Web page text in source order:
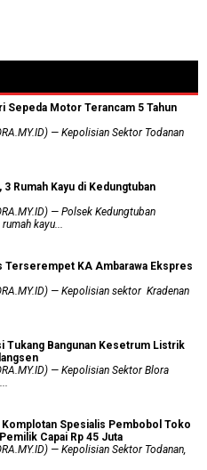
Sepeda Motor Terancam 5 Tahun
— Kepolisian Sektor Todanan
3 Rumah Kayu di Kedungtuban
— Polsek Kedungtuban
kayu...
Terserempet KA Ambarawa Ekspres
— Kepolisian sektor Kradenan
Tukang Bangunan Kesetrum Listrik
— Kepolisian Sektor Blora
Spesialis Pembobol Toko
Capai Rp 45 Juta
— Kepolisian Sektor Todanan,